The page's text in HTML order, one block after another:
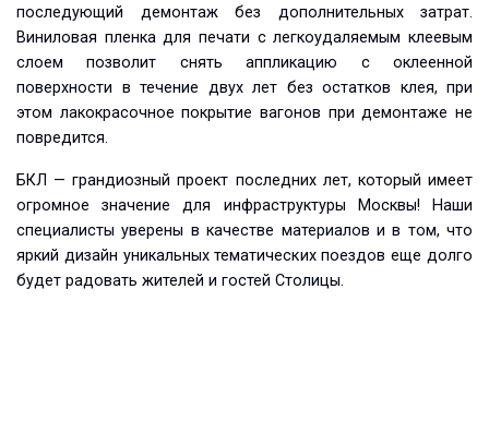
последующий демонтаж без дополнительных затрат.
Виниловая пленка для печати с легкоудаляемым клеевым
слоем позволит снять аппликацию с оклеенной
поверхности в течение двух лет без остатков клея, при
этом лакокрасочное покрытие вагонов при демонтаже не
повредится.
БКЛ — грандиозный проект последних лет, который имеет
огромное значение для инфраструктуры Москвы! Наши
специалисты уверены в качестве материалов и в том, что
яркий дизайн уникальных тематических поездов еще долго
будет радовать жителей и гостей Столицы.